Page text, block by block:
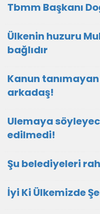
Tbmm Başkanı
Ülkenin huzuru
bağlıdır
Kanun
arkadaş!
Ulemaya
edilmedi!
Şu belediyeleri
İyi Ki Ülkemizde